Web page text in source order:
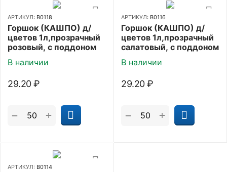
АРТИКУЛ: В0118
Горшок (КАШПО) д/
цветов 1л,прозрачный
розовый, с поддоном
В наличии
29.20 ₽
+
−
АРТИКУЛ: В0116
Горшок (КАШПО) д/
цветов 1л,прозрачный
салатовый, с поддоном
В наличии
29.20 ₽
+
−
АРТИКУЛ: В0114